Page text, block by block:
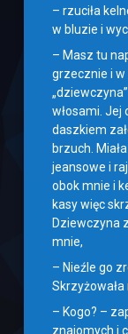
– rzuciła
w bluzie i
– Masz tu
grzecznie i
włosami. Jej
daszkiem
brzuch.
jeansowe i
obok mnie i
kasy więc
Dziewczyna
mnie,
– Nieźle go
Skrzyżowała
– Kogo? –
znajomych i